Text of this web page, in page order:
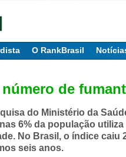
O RankBrasil
de
do Ministério da
6% da população
No Brasil, o índice caiu
seis anos.